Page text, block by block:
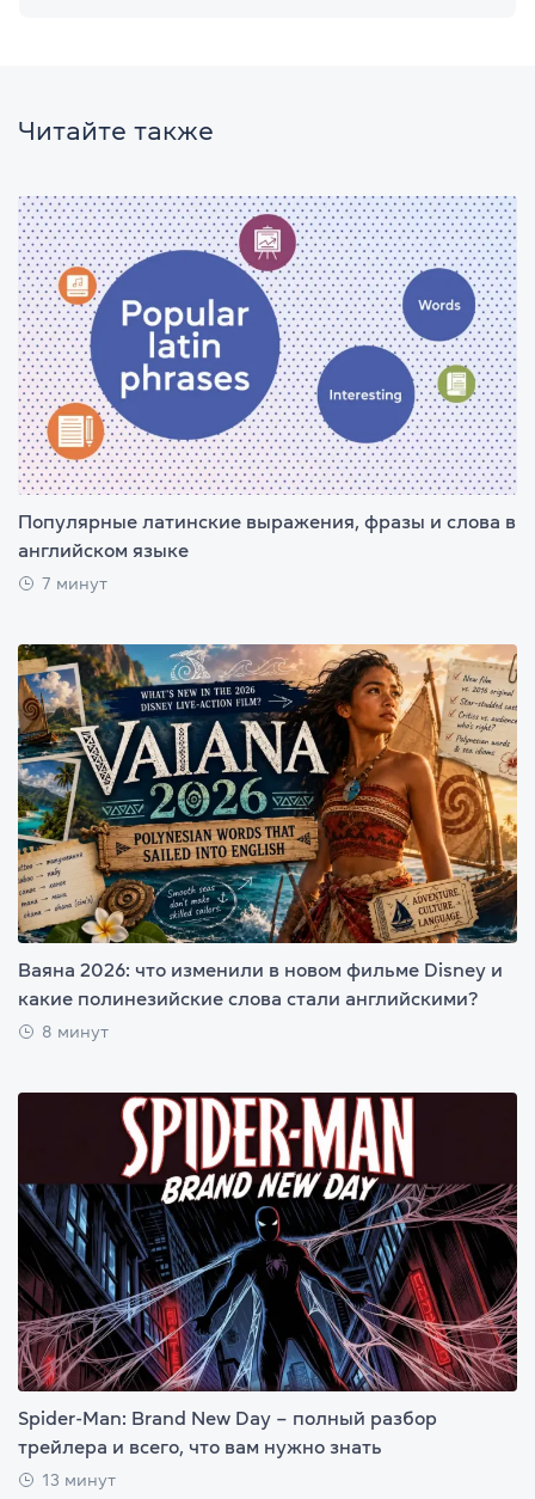
Читайте также
Популярные латинские выражения, фразы и слова в
английском языке
7 минут
Ваяна 2026: что изменили в новом фильме Disney и
какие полинезийские слова стали английскими?
8 минут
Spider-Man: Brand New Day – полный разбор
трейлера и всего, что вам нужно знать
13 минут